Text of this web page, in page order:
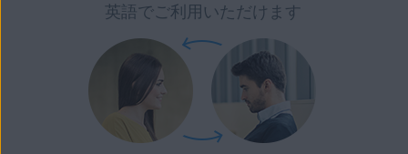
英語でご利用いただけます